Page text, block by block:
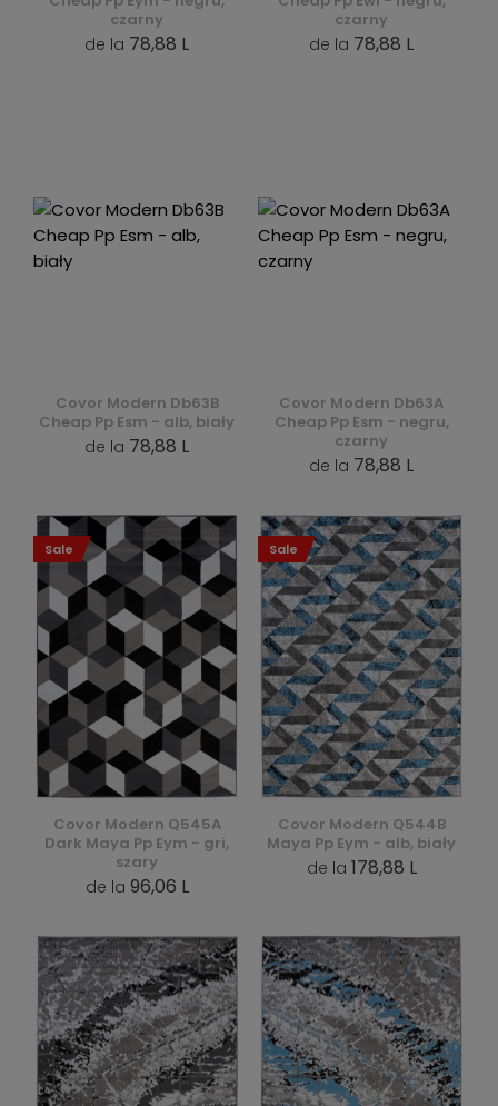
czarny
de la 78,88 L
czarny
de la 78,88 L
Covor Modern Db63B
Cheap Pp Esm - alb, biały
de la 78,88 L
Covor Modern Db63A
Cheap Pp Esm - negru,
czarny
de la 78,88 L
Covor Modern Q545A
Dark Maya Pp Eym - gri,
szary
de la 96,06 L
Sale
Covor Modern Q544B
Maya Pp Eym - alb, biały
de la 178,88 L
Sale